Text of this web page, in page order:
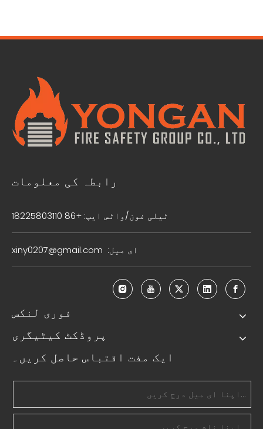
رابطہ کی معلومات
ٹیلی فون/واٹس ایپ: +86 18225803110
ای میل: xiny0207@gmail.com
فوری لنکس
پروڈکٹ کیٹیگری
ایک مفت اقتباس حاصل کریں۔